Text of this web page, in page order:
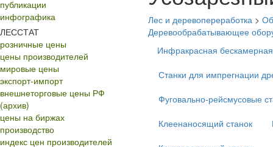
публикации
инфографика
ЛЕССТАТ
розничные цены
цены производителей
мировые цены
экспорт-импорт
внешнеторговые цены РФ
(архив)
цены на биржах
производство
индекс цен производителей
Лес и деревопереработка >
Деревообрабатывающее
Инфракрасная
Станки для импрегнации
Фуговально-рейсмусовые
Клеенаносящий станок